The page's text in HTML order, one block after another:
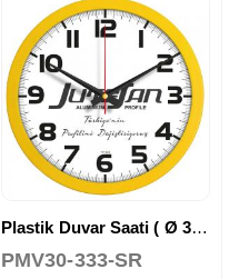
Plastik Duvar Saati ( Ø 30 cm )
PMV30-333-SR